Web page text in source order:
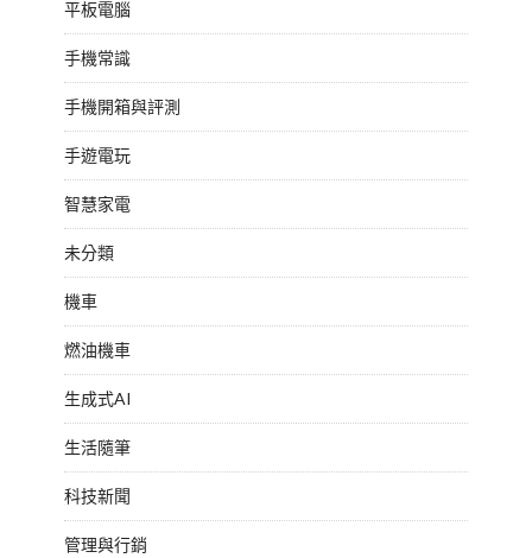
平板電腦
手機常識
手機開箱與評測
手遊電玩
智慧家電
未分類
機車
燃油機車
生成式AI
生活隨筆
科技新聞
管理與行銷